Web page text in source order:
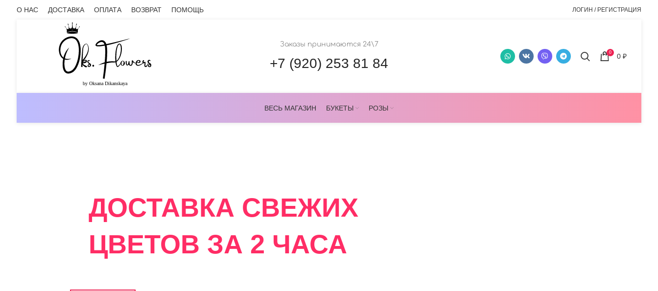
О НАС ДОСТАВКА ОПЛАТА ВОЗВРАТ ПОМОЩЬ ЛОГИН / РЕГИСТРАЦИЯ
Заказы принимаются 24\7
+7 (920) 253 81 84
0 0₽
ВЕСЬ МАГАЗИН БУКЕТЫ РОЗЫ
ДОСТАВКА СВЕЖИХ
ЦВЕТОВ ЗА 2 ЧАСА